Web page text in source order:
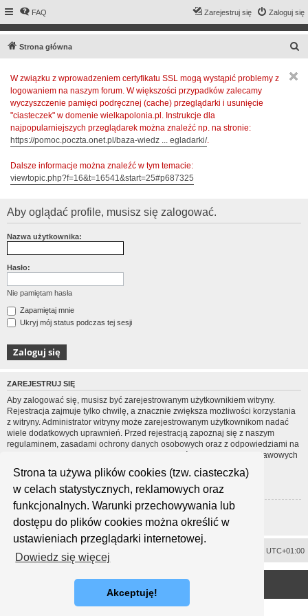
Strona ta używa plików cookies (tzw. ciasteczka)
w celach statystycznych, reklamowych oraz
funkcjonalnych. Warunki przechowywania lub
dostępu do plików cookies można określić w
ustawieniach przeglądarki internetowej.
Dowiedz się więcej
Akceptuję!
FAQ Zaloguj się
Zarejestruj się
Strona główna
W związku z wprowadzeniem certyfikatu SSL mogą wystąpić problemy z
logowaniem na naszym forum. W większości przypadków zalecamy
wyczyszczenie pamięci podręcznej (cache) przeglądarki i usunięcie
"ciasteczek" w domenie wielkapolonia.pl. Instrukcje dla
najpopularniejszych przeglądarek można znaleźć np. na stronie:
https://pomoc.poczta.onet.pl/baza-wiedz ... egladarki/.
Dalsze informacje można znaleźć w tym temacie:
viewtopic.php?f=16&t=16541&start=25#p687325
Aby oglądać profile, musisz się zalogować.
Nazwa użytkownika:
Hasło:
Nie pamiętam hasła
Zapamiętaj mnie
Ukryj mój status podczas tej sesji
ZAREJESTRUJ SIĘ
Aby zalogować się, musisz być zarejestrowanym użytkownikiem witryny.
Rejestracja zajmuje tylko chwilę, a znacznie zwiększa możliwości korzystania
z witryny. Administrator witryny może zarejestrowanym użytkownikom nadać
wiele dodatkowych uprawnień. Przed rejestracją zapoznaj się z naszym
regulaminem, zasadami ochrony danych osobowych oraz z odpowiedziami na
często zadawane pytania (FAQ), gdzie jest wyjaśnionych wiele podstawowych
zagadnień dotyczących funkcjonowania witryny.
Regulamin| Zasady ochrony danych osobowych
Zarejestruj się
UTC+01:00
Technologię dostarczaphpBB® Forum Software © phpBB Limited
Polski pakiet językowy dostarcza phpBB.pl